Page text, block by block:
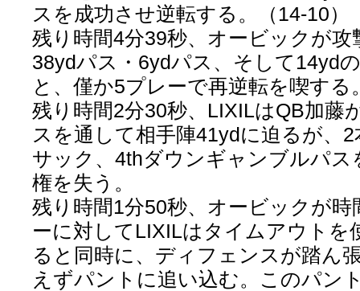
スを成功させ逆転する。（14-10）
残り時間4分39秒、オービックが
38ydパス・6ydパス、そして14yd
と、僅か5プレーで再逆転を喫する
残り時間2分30秒、LIXILはQB加藤
スを通して相手陣41ydに迫るが、
サック、4thダウンギャンブルパス
権を失う。
残り時間1分50秒、オービックが
ーに対してLIXILはタイムアウトを
ると同時に、ディフェンスが踏ん
えずパントに追い込む。このパン